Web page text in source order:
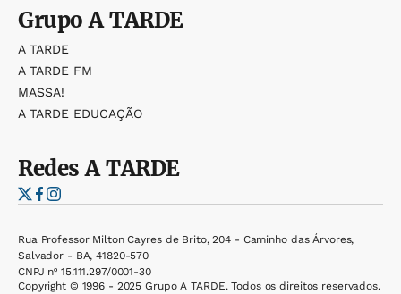
GrupoA TARDE
A TARDE
A TARDE FM
MASSA!
A TARDE EDUCAÇÃO
RedesA TARDE
Rua Professor Milton Cayres de Brito, 204 - Caminho das Árvores,
Salvador - BA, 41820-570
CNPJ nº 15.111.297/0001-30
Copyright © 1996 - 2025 Grupo A TARDE. Todos os direitos reservados.